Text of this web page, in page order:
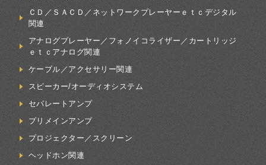
ＣＤ／ＳＡＣＤ／ネットワークプレーヤーｅｔｃデジタル
関連
アナログプレーヤー／フォノイコライザー／カートリッジ
ｅｔｃアナログ関連
ケーブル／アクセサリー関連
スピーカー/オーディオシステム
セパレートアンプ
プリメインアンプ
プロジェクター／スクリーン
ヘッドホン関連